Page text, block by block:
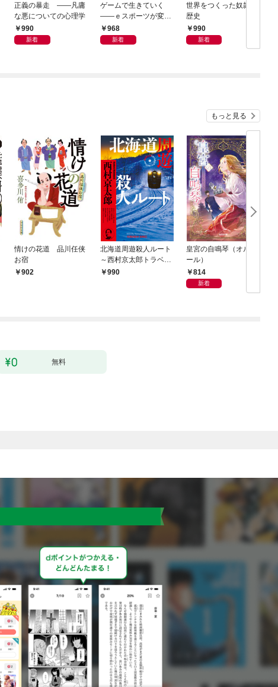
正義の暴走 ――凡庸
な悪についての心理学
990
新着
ゲームで生きていく
――ｅスポーツが変え
る教育とキャリア
968
新着
世界をつくった奴隷の
歴史
990
新着
もっと見る
情けの花道 品川任侠
お宿
902
北海道周遊殺人ルート
～西村京太郎トラベル
ミステリー・セレクシ
990
皇宮の自鳴琴（オルゴ
ール）
814
新着
無料